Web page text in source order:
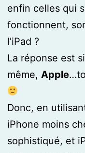
enfin celles qui
fonctionnent,
l’iPad ?
La réponse est
même, Apple
Donc, en
iPhone moins
sophistiqué, et